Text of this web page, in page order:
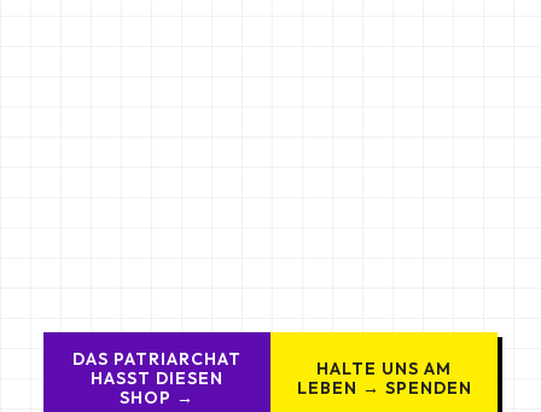
DAS PATRIARCHAT
HASST DIESEN
SHOP →
HALTE UNS AM
LEBEN → SPENDEN